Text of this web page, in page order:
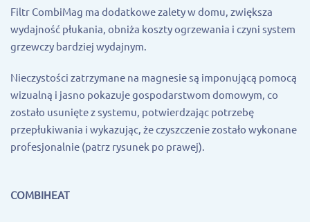
Filtr CombiMag ma dodatkowe zalety w domu, zwiększa
wydajność płukania, obniża koszty ogrzewania i czyni system
grzewczy bardziej wydajnym.
Nieczystości zatrzymane na magnesie są imponującą pomocą
wizualną i jasno pokazuje gospodarstwom domowym, co
zostało usunięte z systemu, potwierdzając potrzebę
przepłukiwania i wykazując, że czyszczenie zostało wykonane
profesjonalnie (patrz rysunek po prawej).
COMBIHEAT